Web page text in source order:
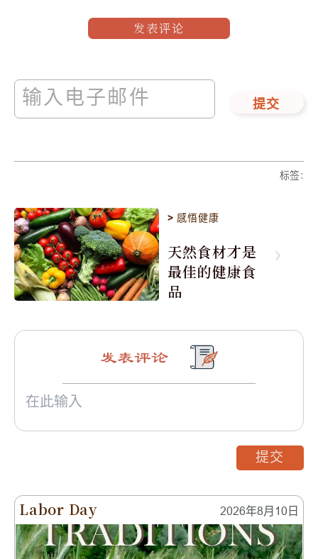
发表评论
提交
标签:
>感悟健康
天然食材才是
最佳的健康食
品
Labor Day 2026年8月10日
发表评论
提交